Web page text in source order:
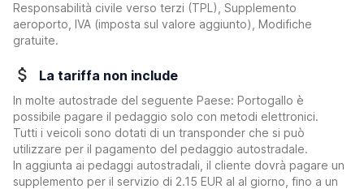
Responsabilità civile verso terzi (TPL), Supplemento
aeroporto, IVA (imposta sul valore aggiunto), Modifiche
gratuite.
La tariffa non include
In molte autostrade del seguente Paese: Portogallo è
possibile pagare il pedaggio solo con metodi elettronici.
Tutti i veicoli sono dotati di un transponder che si può
utilizzare per il pagamento del pedaggio autostradale.
In aggiunta ai pedaggi autostradali, il cliente dovrà pagare un
supplemento per il servizio di 2.15 EUR al al giorno, fino a un